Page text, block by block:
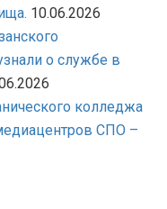
10.06.2026
о службе в
колледжа
СПО –